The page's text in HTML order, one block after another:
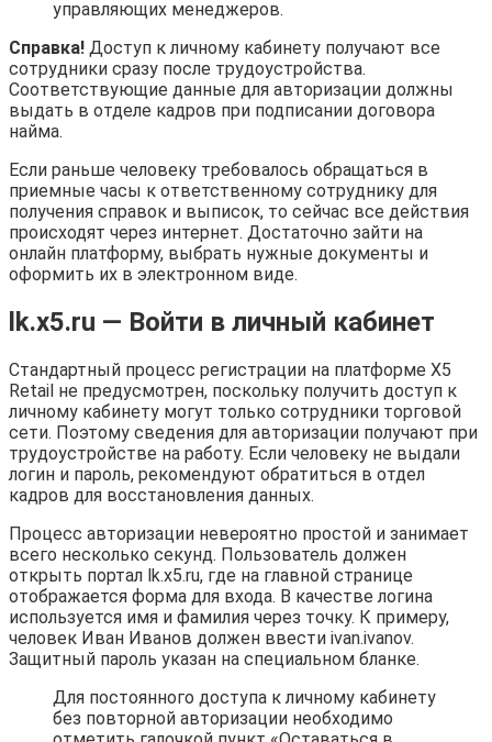
управляющих менеджеров.
Справка! Доступ к личному кабинету получают все
сотрудники сразу после трудоустройства.
Соответствующие данные для авторизации должны
выдать в отделе кадров при подписании договора
найма.
Если раньше человеку требовалось обращаться в
приемные часы к ответственному сотруднику для
получения справок и выписок, то сейчас все действия
происходят через интернет. Достаточно зайти на
онлайн платформу, выбрать нужные документы и
оформить их в электронном виде.
lk.x5.ru — Войти в личный кабинет
Стандартный процесс регистрации на платформе X5
Retail не предусмотрен, поскольку получить доступ к
личному кабинету могут только сотрудники торговой
сети. Поэтому сведения для авторизации получают при
трудоустройстве на работу. Если человеку не выдали
логин и пароль, рекомендуют обратиться в отдел
кадров для восстановления данных.
Процесс авторизации невероятно простой и занимает
всего несколько секунд. Пользователь должен
открыть портал lk.x5.ru, где на главной странице
отображается форма для входа. В качестве логина
используется имя и фамилия через точку. К примеру,
человек Иван Иванов должен ввести ivan.ivanov.
Защитный пароль указан на специальном бланке.
Для постоянного доступа к личному кабинету
без повторной авторизации необходимо